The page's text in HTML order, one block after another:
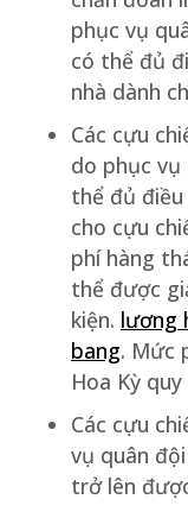
phục vụ
có thể đủ
nhà dành
Các cựu
do phục vụ
thể đủ
cho cựu
phí hàng
thể được
kiện. lương
bang. Mức
Hoa Kỳ
Các cựu
vụ quân
trở lên